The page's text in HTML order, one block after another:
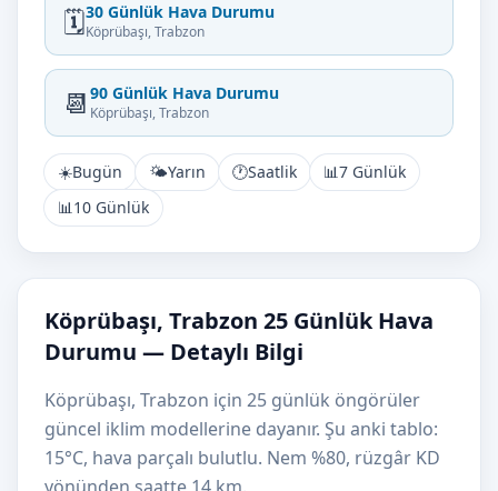
🗓️30 Günlük Hava Durumu
Köprübaşı, Trabzon
📆 90 Günlük Hava Durumu
Köprübaşı, Trabzon
☀️Bugün 🌤️Yarın 🕐Saatlik 📊7 Günlük
📊10 Günlük
Köprübaşı, Trabzon 25 Günlük Hava
Durumu — Detaylı Bilgi
Köprübaşı, Trabzon için 25 günlük öngörüler
güncel iklim modellerine dayanır. Şu anki tablo:
15°C, hava parçalı bulutlu. Nem %80, rüzgâr KD